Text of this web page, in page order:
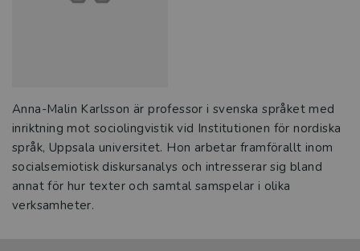
Anna-Malin Karlsson är professor i svenska språket med
inriktning mot sociolingvistik vid Institutionen för nordiska
språk, Uppsala universitet. Hon arbetar framförallt inom
socialsemiotisk diskursanalys och intresserar sig bland
annat för hur texter och samtal samspelar i olika
verksamheter.